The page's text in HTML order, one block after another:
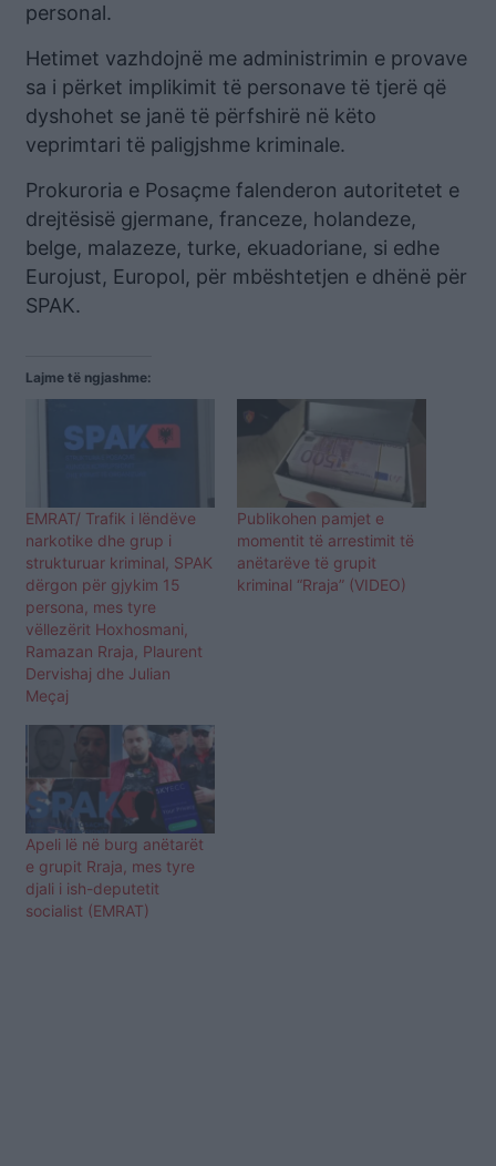
personal.
Hetimet vazhdojnë me administrimin e provave
sa i përket implikimit të personave të tjerë që
dyshohet se janë të përfshirë në këto
veprimtari të paligjshme kriminale.
Prokuroria e Posaçme falenderon autoritetet e
drejtësisë gjermane, franceze, holandeze,
belge, malazeze, turke, ekuadoriane, si edhe
Eurojust, Europol, për mbështetjen e dhënë për
SPAK.
Lajme të ngjashme:
EMRAT/ Trafik i lëndëve
narkotike dhe grup i
strukturuar kriminal, SPAK
dërgon për gjykim 15
persona, mes tyre
vëllezërit Hoxhosmani,
Ramazan Rraja, Plaurent
Dervishaj dhe Julian
Meçaj
Publikohen pamjet e
momentit të arrestimit të
anëtarëve të grupit
kriminal “Rraja” (VIDEO)
Apeli lë në burg anëtarët
e grupit Rraja, mes tyre
djali i ish-deputetit
socialist (EMRAT)